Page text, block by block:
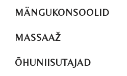
MÄNGUKONSOOLID
MASSAAŽ
ÕHUNIISUTAJAD